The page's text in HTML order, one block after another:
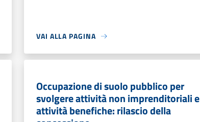
VAI ALLA PAGINA
Occupazione di suolo pubblico per
svolgere attività non imprenditoriali e
attività benefiche: rilascio della